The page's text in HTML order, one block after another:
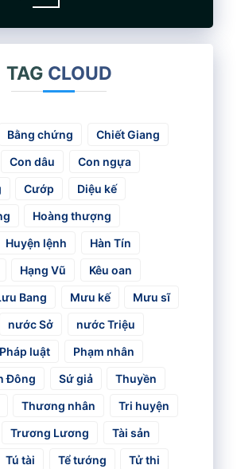
TAG CLOUD
Bằng chứng
Chiết Giang
Con dâu
Con ngựa
Cướp
Diệu kế
Hoàng thượng
Huyện lệnh
Hàn Tín
Hạng Vũ
Kêu oan
Bang Mưu kế
Mưu sĩ
nước Sở
nước Triệu
Pháp luật
Phạm nhân
Đông Sứ giả
Thuyền
Thương nhân
Tri huyện
Trương Lương
Tài sản
Tú tài Tể tướng
Tử thi